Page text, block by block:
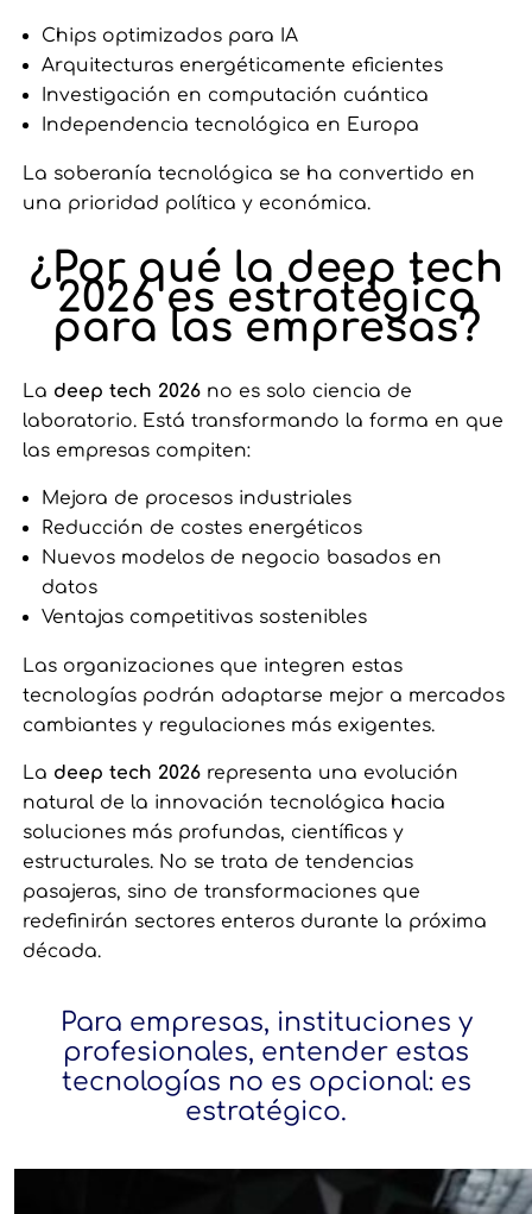
Chips optimizados para IA
Arquitecturas energéticamente eficientes
Investigación en computación cuántica
Independencia tecnológica en Europa
La soberanía tecnológica se ha convertido en
una prioridad política y económica.
¿Por qué la deep tech
2026 es estratégica
para las empresas?
La deep tech 2026no es solo ciencia de
laboratorio. Está transformando la forma en que
las empresas compiten:
Mejora de procesos industriales
Reducción de costes energéticos
Nuevos modelos de negocio basados en
datos
Ventajas competitivas sostenibles
Las organizaciones que integren estas
tecnologías podrán adaptarse mejor a mercados
cambiantes y regulaciones más exigentes.
La deep tech 2026representa una evolución
natural de la innovación tecnológica hacia
soluciones más profundas, científicas y
estructurales. No se trata de tendencias
pasajeras, sino de transformaciones que
redefinirán sectores enteros durante la próxima
década.
Para empresas, instituciones y
profesionales, entender estas
tecnologías no es opcional: es
estratégico.